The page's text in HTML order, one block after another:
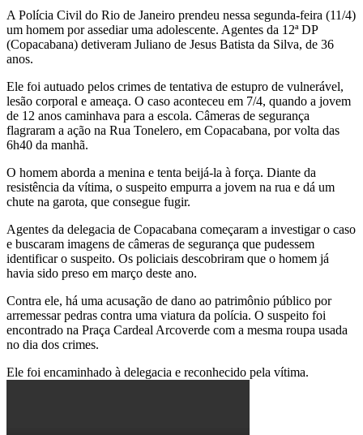
A Polícia Civil do Rio de Janeiro prendeu nessa segunda-feira (11/4)
um homem por assediar uma adolescente. Agentes da 12ª DP
(Copacabana) detiveram Juliano de Jesus Batista da Silva, de 36
anos.
Ele foi autuado pelos crimes de tentativa de estupro de vulnerável,
lesão corporal e ameaça. O caso aconteceu em 7/4, quando a jovem
de 12 anos caminhava para a escola. Câmeras de segurança
flagraram a ação na Rua Tonelero, em Copacabana, por volta das
6h40 da manhã.
O homem aborda a menina e tenta beijá-la à força. Diante da
resistência da vítima, o suspeito empurra a jovem na rua e dá um
chute na garota, que consegue fugir.
Agentes da delegacia de Copacabana começaram a investigar o caso
e buscaram imagens de câmeras de segurança que pudessem
identificar o suspeito. Os policiais descobriram que o homem já
havia sido preso em março deste ano.
Contra ele, há uma acusação de dano ao patrimônio público por
arremessar pedras contra uma viatura da polícia. O suspeito foi
encontrado na Praça Cardeal Arcoverde com a mesma roupa usada
no dia dos crimes.
Ele foi encaminhado à delegacia e reconhecido pela vítima.